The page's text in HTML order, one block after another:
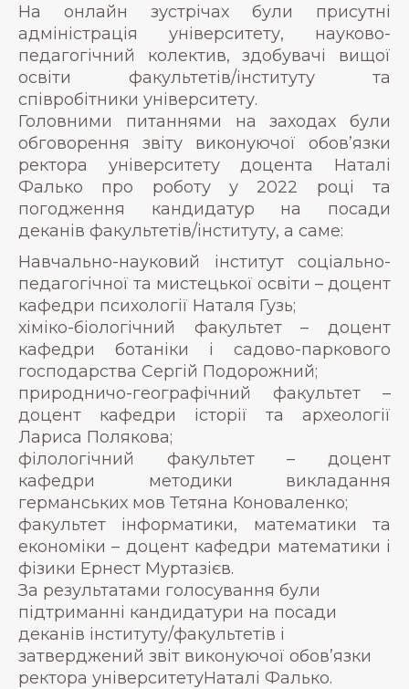
На онлайн зустрічах були присутні
адміністрація університету, науково-
педагогічний колектив, здобувачі вищої
освіти факультетів/інституту та
співробітники університету.
Головними питаннями на заходах були
обговорення звіту виконуючої обов’язки
ректора університету доцента Наталі
Фалько про роботу у 2022 році та
погодження кандидатур на посади
деканів факультетів/інституту, а саме:
Навчально-науковий інститут соціально-
педагогічної та мистецької освіти – доцент
кафедри психології Наталя Гузь;
хіміко-біологічний факультет – доцент
кафедри ботаніки і садово-паркового
господарства Сергій Подорожний;
природничо-географічний факультет –
доцент кафедри історії та археології
Лариса Полякова;
філологічний факультет – доцент
кафедри методики викладання
германських мов Тетяна Коноваленко;
факультет інформатики, математики та
економіки – доцент кафедри математики і
фізики Ернест Муртазієв.
За результатами голосування були
підтриманні кандидатури на посади
деканів інституту/факультетів і
затверджений звіт виконуючої обов’язки
ректора університетуНаталі Фалько.